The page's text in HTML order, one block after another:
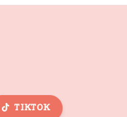
TIKTOK